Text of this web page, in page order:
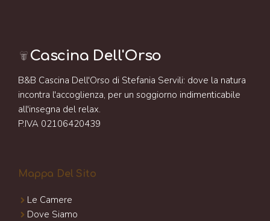
Cascina Dell'Orso
B&B Cascina Dell'Orso di Stefania Servili: dove la natura
incontra l'accoglienza, per un soggiorno indimenticabile
all'insegna del relax.
P.IVA 02106420439
Mappa Del Sito
Le Camere
Dove Siamo